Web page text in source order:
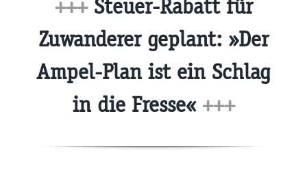
+++Steuer-Rabatt für
Zuwanderer geplant: »Der
Ampel-Plan ist ein Schlag
in die Fresse« +++